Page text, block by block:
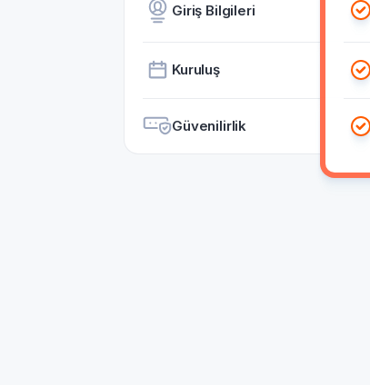
Giriş Bilgileri
Kuruluş
Güvenilirlik